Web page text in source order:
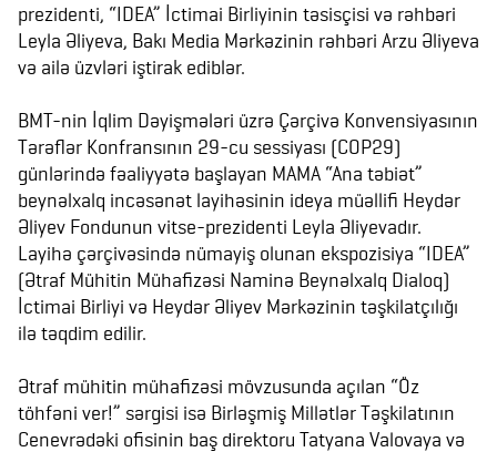
prezidenti, “IDEA” İctimai Birliyinin təsisçisi və rəhbəri
Leyla Əliyeva, Bakı Media Mərkəzinin rəhbəri Arzu Əliyeva
və ailə üzvləri iştirak ediblər.
BMT-nin İqlim Dəyişmələri üzrə Çərçivə Konvensiyasının
Tərəflər Konfransının 29-cu sessiyası (COP29)
günlərində fəaliyyətə başlayan MAMA “Ana təbiət”
beynəlxalq incəsənət layihəsinin ideya müəllifi Heydər
Əliyev Fondunun vitse-prezidenti Leyla Əliyevadır.
Layihə çərçivəsində nümayiş olunan ekspozisiya “IDEA”
(Ətraf Mühitin Mühafizəsi Naminə Beynəlxalq Dialoq)
İctimai Birliyi və Heydər Əliyev Mərkəzinin təşkilatçılığı
ilə təqdim edilir.
Ətraf mühitin mühafizəsi mövzusunda açılan “Öz
töhfəni ver!” sərgisi isə Birləşmiş Millətlər Təşkilatının
Cenevrədəki ofisinin baş direktoru Tatyana Valovaya və